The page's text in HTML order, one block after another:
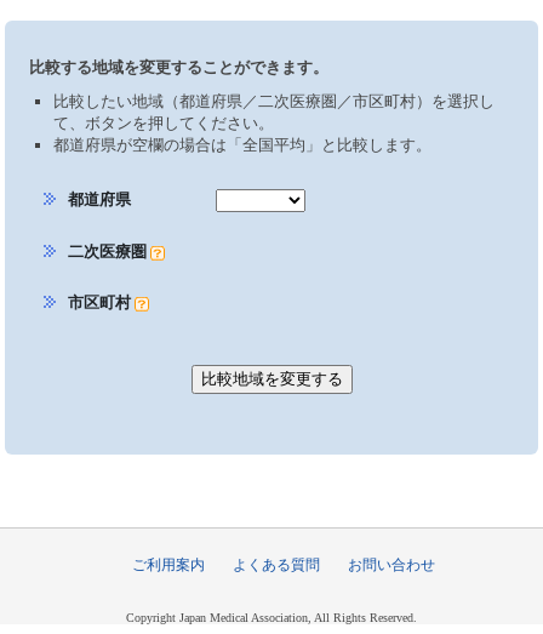
比較する地域を変更することができます。
比較したい地域（都道府県／二次医療圏／市区町村）を選択し
て、ボタンを押してください。
都道府県が空欄の場合は「全国平均」と比較します。
都道府県
二次医療圏
市区町村
ご利用案内 よくある質問 お問い合わせ
Copyright Japan Medical Association, All Rights Reserved.